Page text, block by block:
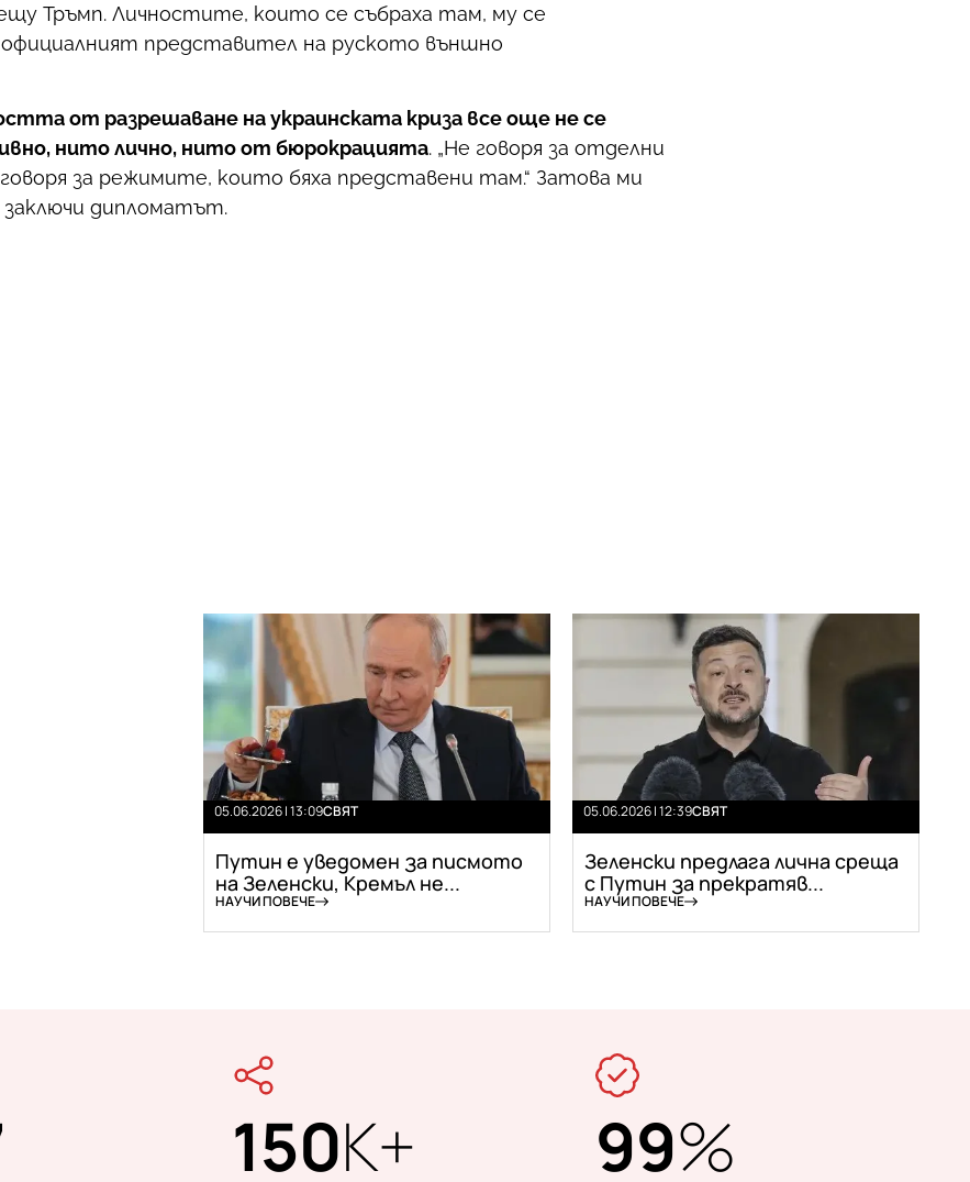
Тръмп. Личностите, които се събраха там, му се
официалният представител на руското външно
от разрешаване на украинската криза все още не се
нито лично, нито от бюрокрацията. „Не говоря за отделни
за режимите, които бяха представени там.“ Затова ми
заключи дипломатът.
05.06.2026 | 13:09СВЯТ
Путин е уведомен за писмото
на Зеленски, Кремъл не...
НАУЧИ ПОВЕЧЕ
05.06.2026 | 12:39СВЯТ
Зеленски предлага лична среща
с Путин за прекратяв...
НАУЧИ ПОВЕЧЕ
150K+ 99%